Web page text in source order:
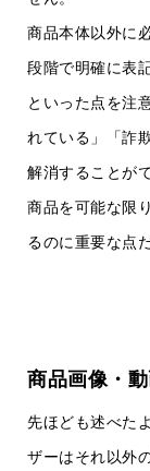
商品本体以外に
段階で明確に表
といった点を注
れている」「詐
解消することが
商品を可能な限
るのに重要な点
商品画像・
先ほども述べた
ザーはそれ以外